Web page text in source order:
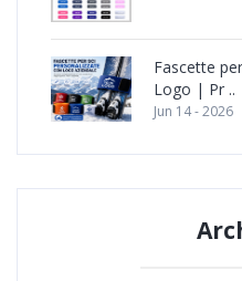
Fascette
Logo | Pr ..
Jun 14 - 2026